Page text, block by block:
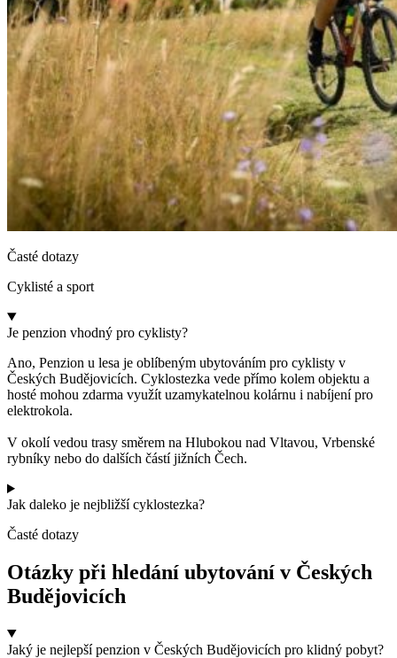
Časté dotazy
Cyklisté a sport
Je penzion vhodný pro cyklisty?
Ano, Penzion u lesa je oblíbeným ubytováním pro cyklisty v
Českých Budějovicích. Cyklostezka vede přímo kolem objektu a
hosté mohou zdarma využít uzamykatelnou kolárnu i nabíjení pro
elektrokola.
V okolí vedou trasy směrem na Hlubokou nad Vltavou, Vrbenské
rybníky nebo do dalších částí jižních Čech.
Jak daleko je nejbližší cyklostezka?
Časté dotazy
Otázky při hledání ubytování v Českých
Budějovicích
Jaký je nejlepší penzion v Českých Budějovicích pro klidný pobyt?